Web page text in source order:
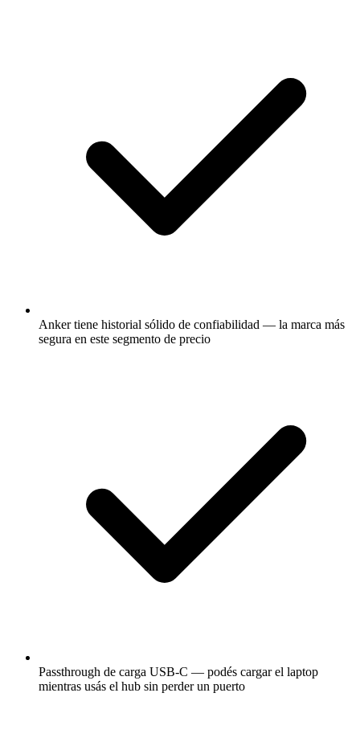
Anker tiene historial sólido de confiabilidad — la marca más
segura en este segmento de precio
Passthrough de carga USB-C — podés cargar el laptop
mientras usás el hub sin perder un puerto